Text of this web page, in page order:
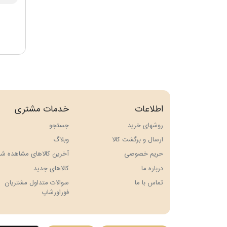
اطلاعات
روشهای خرید
ارسال و برگشت کالا
حريم خصوصی
درباره ما
تماس با ما
خدمات مشتری
جستجو
وبلاگ
آخرین کالاهای مشاهده
کالاهای جدید
سوالات متداول مشتریان
فوراورشاپ